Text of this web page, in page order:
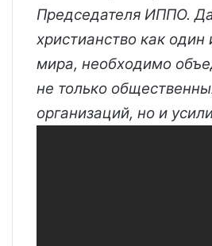
Председателя ИППО.
христианство как один
мира, необходимо
не только
организаций, но и